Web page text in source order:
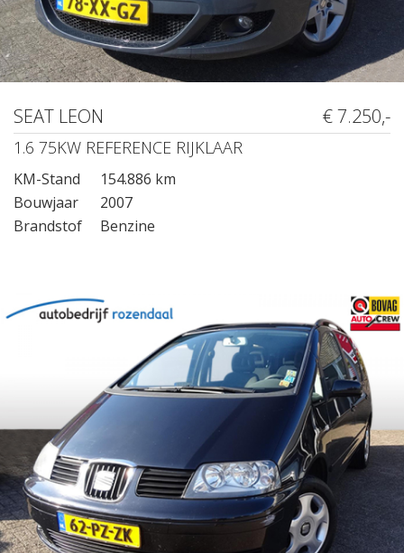
SEAT LEON € 7.250,-
1.6 75KW REFERENCE RIJKLAAR
KM-Stand
154.886 km
Bouwjaar
2007
Brandstof
Benzine